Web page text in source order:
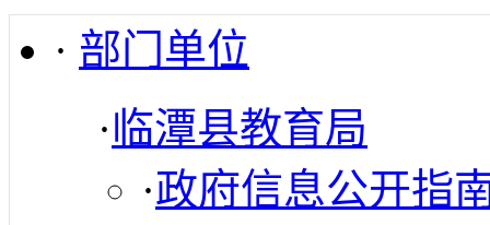
· 部门单位
·临潭县教育局
·政府信息公开指